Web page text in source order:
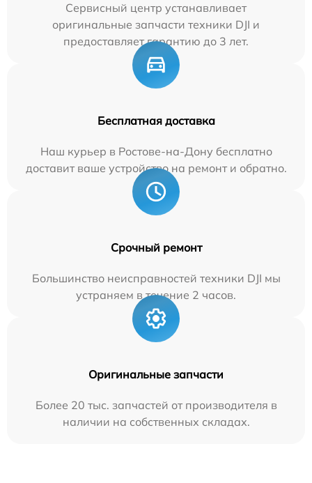
Сервисный центр устанавливает
оригинальные запчасти техники DJI и
предоставляет гарантию до 3 лет.
Бесплатная доставка
Наш курьер в Ростове-на-Дону бесплатно
доставит ваше устройство на ремонт и обратно.
Срочный ремонт
Большинство неисправностей техники DJI мы
устраняем в течение 2 часов.
Оригинальные запчасти
Более 20 тыс. запчастей от производителя в
наличии на собственных складах.